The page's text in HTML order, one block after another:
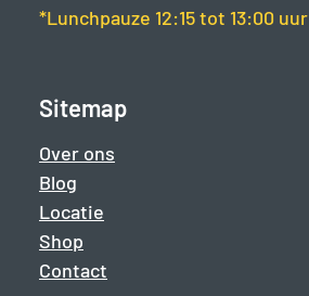
*Lunchpauze 12:15 tot 13:00 uur
Sitemap
Over ons
Blog
Locatie
Shop
Contact